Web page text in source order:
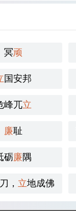
冥顽
国安邦
峰兀立
廉耻
砺廉隅
， 立地成佛